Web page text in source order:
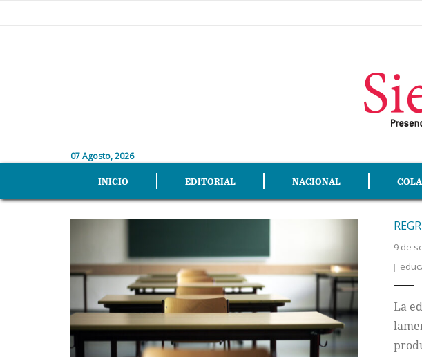
07 Agosto, 2026
INICIO EDITORIAL NACIONAL
9 de
La